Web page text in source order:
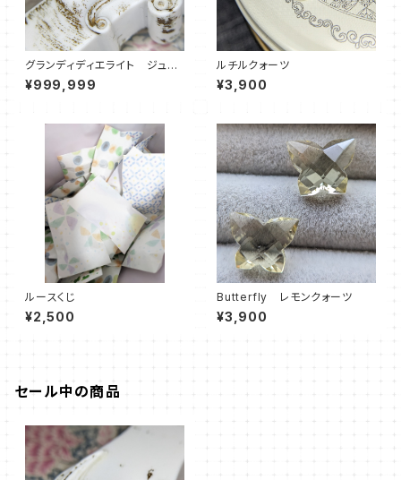
グランディディエライト ジュエ
ル
¥999,999
ルチルクォーツ
¥3,900
ルースくじ
¥2,500
Butterfly レモンクォーツ
¥3,900
セール中の商品